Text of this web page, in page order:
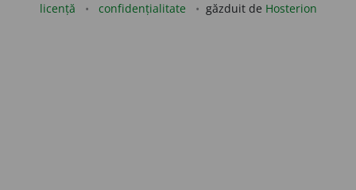
licență confidențialitate găzduit de Hosterion